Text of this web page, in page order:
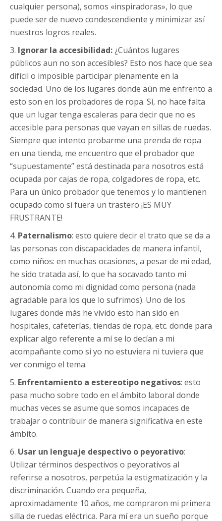
cualquier persona), somos «inspiradoras», lo que
puede ser de nuevo condescendiente y minimizar así
nuestros logros reales.
3. Ignorar la accesibilidad: ¿Cuántos lugares
públicos aun no son accesibles? Esto nos hace que sea
difícil o imposible participar plenamente en la
sociedad. Uno de los lugares donde aún me enfrento a
esto son en los probadores de ropa. Sí, no hace falta
que un lugar tenga escaleras para decir que no es
accesible para personas que vayan en sillas de ruedas.
Siempre que intento probarme una prenda de ropa
en una tienda, me encuentro que el probador que
“supuestamente” está destinada para nosotros está
ocupada por cajas de ropa, colgadores de ropa, etc.
Para un único probador que tenemos y lo mantienen
ocupado como si fuera un trastero ¡ES MUY
FRUSTRANTE!
4. Paternalismo: esto quiere decir el trato que se da a
las personas con discapacidades de manera infantil,
como niños: en muchas ocasiones, a pesar de mi edad,
he sido tratada así, lo que ha socavado tanto mi
autonomía como mi dignidad como persona (nada
agradable para los que lo sufrimos). Uno de los
lugares donde más he vivido esto han sido en
hospitales, cafeterías, tiendas de ropa, etc. donde para
explicar algo referente a mí se lo decían a mi
acompañante como si yo no estuviera ni tuviera que
ver conmigo el tema.
5. Enfrentamiento a estereotipo negativos: esto
pasa mucho sobre todo en el ámbito laboral donde
muchas veces se asume que somos incapaces de
trabajar o contribuir de manera significativa en este
ámbito.
6. Usar un lenguaje despectivo o peyorativo:
Utilizar términos despectivos o peyorativos al
referirse a nosotros, perpetúa la estigmatización y la
discriminación. Cuando era pequeña,
aproximadamente 10 años, me compraron mi primera
silla de ruedas eléctrica. Para mí era un sueño porque